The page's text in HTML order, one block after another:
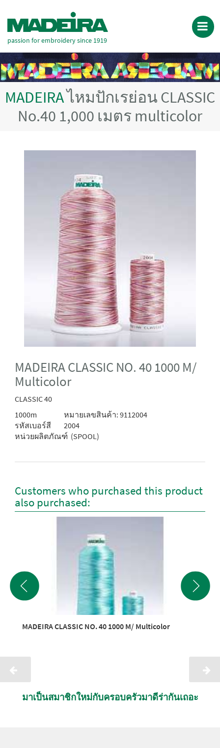
passion for embroidery since 1919
MADEIRAไหมปักเรย่อน CLASSIC
No.40 1,000 เมตร multicolor
MADEIRA CLASSIC NO. 40 1000 M/
Multicolor
CLASSIC 40
1000m
หมายเลขสินค้า: 9112004
รหัสเบอร์สี
2004
หน่วยผลิตภัณฑ์ (SPOOL)
Customers who purchased this product
also purchased:
MADEIRA CLASSIC NO. 40 1000 M/ Multicolor
มาเป็นสมาชิกใหม่กับครอบครัวมาดีร่ากันเถอะ